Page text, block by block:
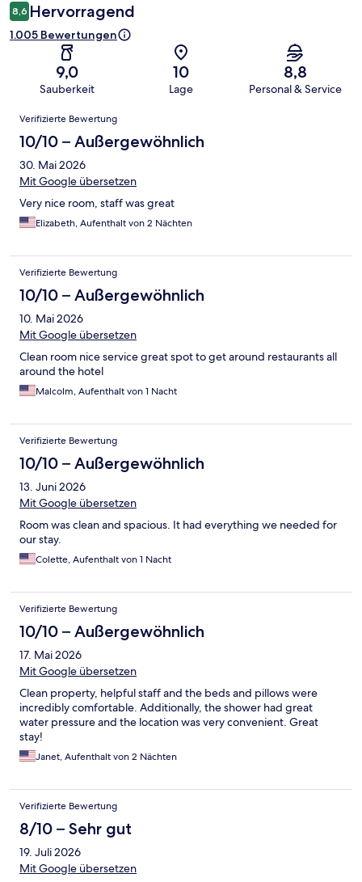
8,6 Hervorragend
1.005 Bewertungen
9,0
Sauberkeit
10
Lage
8,8
Personal & Service
Bewertungen
Verifizierte Bewertung
10/10 – Außergewöhnlich
30. Mai 2026
Mit Google übersetzen
Very nice room, staff was great
Elizabeth, Aufenthalt von 2 Nächten
Verifizierte Bewertung
10/10 – Außergewöhnlich
10. Mai 2026
Mit Google übersetzen
Clean room nice service great spot to get around restaurants all
around the hotel
Malcolm, Aufenthalt von 1 Nacht
Verifizierte Bewertung
10/10 – Außergewöhnlich
13. Juni 2026
Mit Google übersetzen
Room was clean and spacious. It had everything we needed for
our stay.
Colette, Aufenthalt von 1 Nacht
Verifizierte Bewertung
10/10 – Außergewöhnlich
17. Mai 2026
Mit Google übersetzen
Clean property, helpful staff and the beds and pillows were
incredibly comfortable. Additionally, the shower had great
water pressure and the location was very convenient. Great
stay!
Janet, Aufenthalt von 2 Nächten
Verifizierte Bewertung
8/10 – Sehr gut
19. Juli 2026
Mit Google übersetzen